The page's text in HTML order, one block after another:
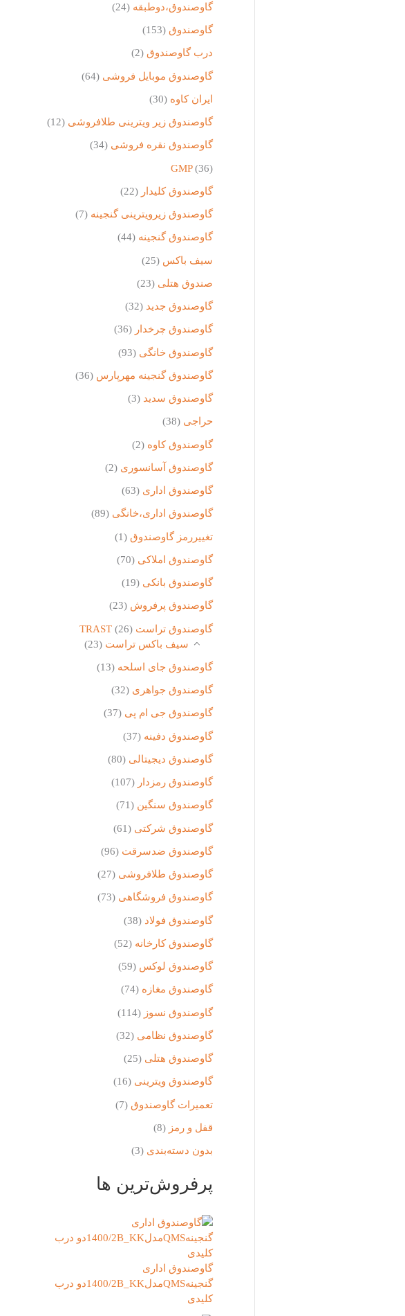
گاوصندوق،دوطبقه (24)
گاوصندوق (153)
درب گاوصندوق (2)
گاوصندوق موبایل فروشی (64)
ایران کاوه (30)
گاوصندوق زیر ویترینی طلافروشی (12)
گاوصندوق نقره فروشی (34)
GMP (36)
گاوصندوق کلیدار (22)
گاوصندوق زیرویترینی گنجینه (7)
گاوصندوق گنجینه (44)
سیف باکس (25)
صندوق هتلی (23)
گاوصندوق جدید (32)
گاوصندوق چرخدار (36)
گاوصندوق خانگی (93)
گاوصندوق گنجینه مهرپارس (36)
گاوصندوق سدید (3)
حراجی (38)
گاوصندوق کاوه (2)
گاوصندوق آسانسوری (2)
گاوصندوق اداری (63)
گاوصندوق اداری،خانگی (89)
تغییررمز گاوصندوق (1)
گاوصندوق املاکی (70)
گاوصندوق بانکی (19)
گاوصندوق پرفروش (23)
گاوصندوق تراست TRAST(26)
سیف باکس تراست (23)
گاوصندوق جای اسلحه (13)
گاوصندوق جواهری (32)
گاوصندوق جی ام پی (37)
گاوصندوق دفینه (37)
گاوصندوق دیجیتالی (80)
گاوصندوق رمزدار (107)
گاوصندوق سنگین (71)
گاوصندوق شرکتی (61)
گاوصندوق ضدسرقت (96)
گاوصندوق طلافروشی (27)
گاوصندوق فروشگاهی (73)
گاوصندوق فولاد (38)
گاوصندوق کارخانه (52)
گاوصندوق لوکس (59)
گاوصندوق مغازه (74)
گاوصندوق نسوز (114)
گاوصندوق نظامی (32)
گاوصندوق هتلی (25)
گاوصندوق ویترینی (16)
تعمیرات گاوصندوق (7)
قفل و رمز (8)
بدون دسته‌بندی (3)
پرفروش‌ترین ها
گاوصندوق اداری
گنجینهQMSمدل1400/2B_KKدو درب
کلیدی